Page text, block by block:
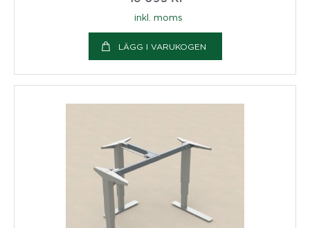
inkl. moms
LÄGG I VARUKOGEN